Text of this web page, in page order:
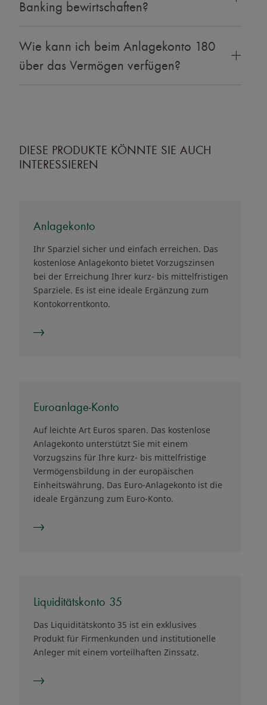
Banking bewirtschaften?
Wie kann ich beim Anlagekonto 180
über das Vermögen verfügen?
DIESE PRODUKTE KÖNNTE SIE AUCH
INTERESSIEREN
Anlagekonto
Ihr Sparziel sicher und einfach erreichen. Das
kostenlose Anlagekonto bietet Vorzugszinsen
bei der Erreichung Ihrer kurz- bis mittelfristigen
Sparziele. Es ist eine ideale Ergänzung zum
Kontokorrentkonto.
Euroanlage-Konto
Auf leichte Art Euros sparen. Das kostenlose
Anlagekonto unterstützt Sie mit einem
Vorzugszins für Ihre kurz- bis mittelfristige
Vermögensbildung in der europäischen
Einheitswährung. Das Euro-Anlagekonto ist die
ideale Ergänzung zum Euro-Konto.
Liquiditätskonto 35
Das Liquiditätskonto 35 ist ein exklusives
Produkt für Firmenkunden und institutionelle
Anleger mit einem vorteilhaften Zinssatz.